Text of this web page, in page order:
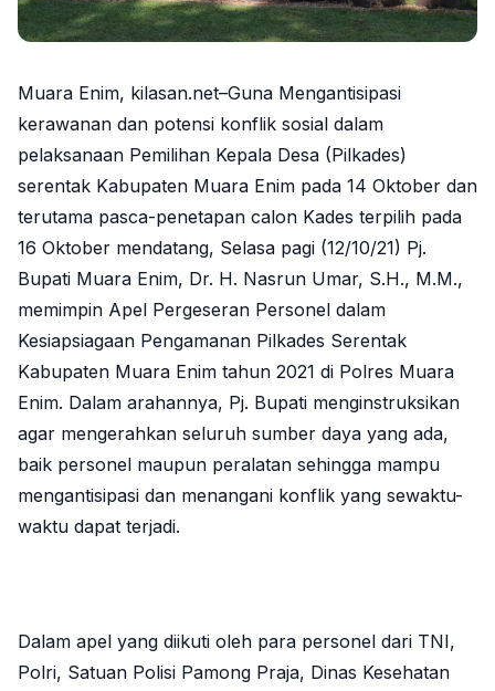
Muara Enim, kilasan.net–Guna Mengantisipasi
kerawanan dan potensi konflik sosial dalam
pelaksanaan Pemilihan Kepala Desa (Pilkades)
serentak Kabupaten Muara Enim pada 14 Oktober dan
terutama pasca-penetapan calon Kades terpilih pada
16 Oktober mendatang, Selasa pagi (12/10/21) Pj.
Bupati Muara Enim, Dr. H. Nasrun Umar, S.H., M.M.,
memimpin Apel Pergeseran Personel dalam
Kesiapsiagaan Pengamanan Pilkades Serentak
Kabupaten Muara Enim tahun 2021 di Polres Muara
Enim. Dalam arahannya, Pj. Bupati menginstruksikan
agar mengerahkan seluruh sumber daya yang ada,
baik personel maupun peralatan sehingga mampu
mengantisipasi dan menangani konflik yang sewaktu-
waktu dapat terjadi.
Dalam apel yang diikuti oleh para personel dari TNI,
Polri, Satuan Polisi Pamong Praja, Dinas Kesehatan